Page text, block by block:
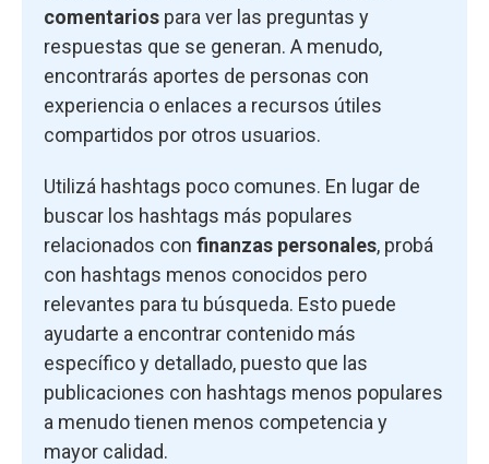
comentarios para ver las preguntas y
respuestas que se generan. A menudo,
encontrarás aportes de personas con
experiencia o enlaces a recursos útiles
compartidos por otros usuarios.
Utilizá hashtags poco comunes. En lugar de
buscar los hashtags más populares
relacionados con finanzas personales, probá
con hashtags menos conocidos pero
relevantes para tu búsqueda. Esto puede
ayudarte a encontrar contenido más
específico y detallado, puesto que las
publicaciones con hashtags menos populares
a menudo tienen menos competencia y
mayor calidad.